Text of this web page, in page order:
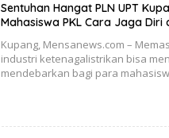
Sentuhan Hangat PLN UPT
Mahasiswa PKL Cara Jaga Diri
Kupang, Mensanews.com –
industri ketenagalistrikan bisa
mendebarkan bagi para